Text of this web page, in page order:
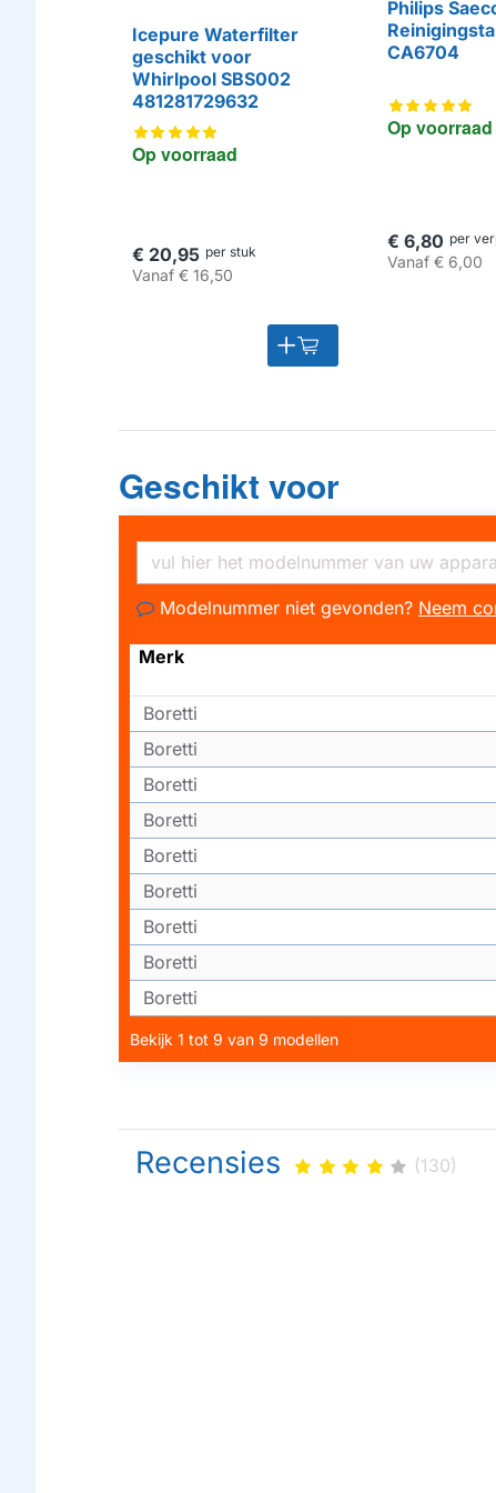
HUISMERK
Op voorraad
Icepure Waterfilter
geschikt voor
Whirlpool SBS002
481281729632
€ 20,95 per stuk
Vanaf € 16,50
Op voorraad
Philips
CA6704
€ 6,80 per
Vanaf€ 6,00
Geschikt voor
Modelnummer niet gevonden? Neem
Merk
Boretti
Boretti
Boretti
Boretti
Boretti
Boretti
Boretti
Boretti
Boretti
Bekijk 1 tot 9 van 9 modellen
Recensies (130)